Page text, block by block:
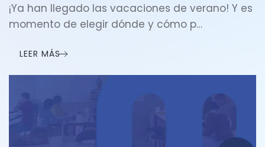
¡Ya han llegado las vacaciones de verano! Y es
momento de elegir dónde y cómo p…
LEER MÁS